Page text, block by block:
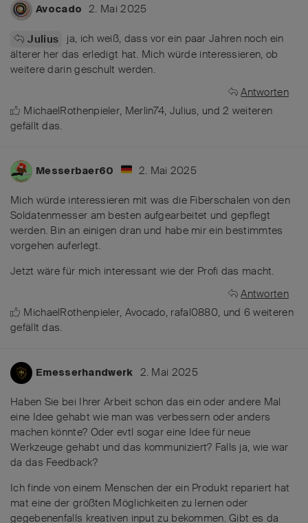
Avocado 2. Mai 2025
Julius
ja, ich weiß, dass vor ein paar Jahren noch ein
älterer her das erledigt hat. Mich würde interessieren, ob
weitere darin geschult werden.
Antworten
MichaelRothenpieler, Merlin74, Julius, und2 weiteren
gefällt das.
Messerbaer60 2. Mai 2025
Mich würde interessieren mit was die Fiberschalen von den
Soldatenmesser am besten aufgearbeitet und gepflegt
werden. Bin an einigen dran und habe mir ein bestimmtes
vorgehen auferlegt.
Jetzt wäre für mich interessant wie der Profi das macht.
Antworten
MichaelRothenpieler, Avocado, rafal0880, und 6 weiteren
gefällt das.
Emesserhandwerk 2. Mai 2025
Haben Sie bei Ihrer Arbeit schon das ein oder andere Mal
eine Idee gehabt wie man was verbessern oder anders
machen könnte? Oder evtl sogar eine Idee für neue
Werkzeuge gehabt und das kommuniziert? Falls ja, wie war
da das Feedback?
Ich finde von einem Menschen der ein Produkt repariert hat
mat eine der größten Möglichkeiten zu lernen oder
gegebenenfalls kreativen input zu bekommen. Gibt es da